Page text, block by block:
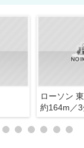
約164m／